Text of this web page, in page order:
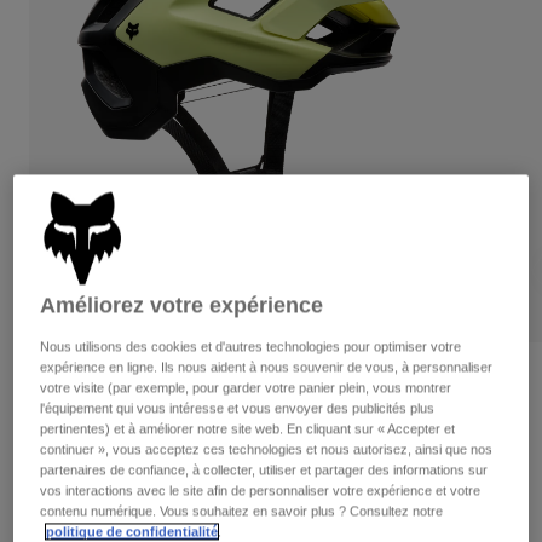
Pantalons
Shorts
Vestes
Gants
Masques
Chaussettes
Accessoires
Pièces de rechange
Pantalons
Gants
Vestes
Protections
Masques
Sacs et accessoires
Pièces de rechange
Chemises
Voir tout
Femme
T-shirts et tops
Sweats et Pulls
Vestes
Pantalons
Chemises
Voir tout
Enfants
Protections
Masques
Chaussettes
Moto
Casques
Pantalons
Bottes
Protections
Gants
Masques
Casque Speedframe Pro Backfade
Article n°33509
179,99 €
Améliorez votre expérience
Nous utilisons des cookies et d'autres technologies pour optimiser votre
expérience en ligne. Ils nous aident à nous souvenir de vous, à personnaliser
votre visite (par exemple, pour garder votre panier plein, vous montrer
l'équipement qui vous intéresse et vous envoyer des publicités plus
pertinentes) et à améliorer notre site web. En cliquant sur « Accepter et
continuer », vous acceptez ces technologies et nous autorisez, ainsi que nos
partenaires de confiance, à collecter, utiliser et partager des informations sur
vos interactions avec le site afin de personnaliser votre expérience et votre
contenu numérique. Vous souhaitez en savoir plus ? Consultez notre
politique de confidentialité.